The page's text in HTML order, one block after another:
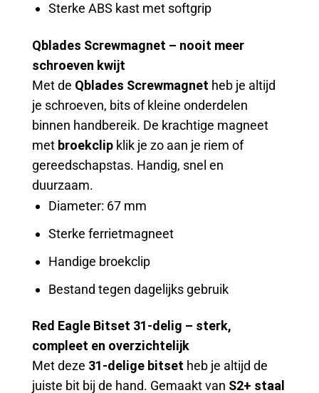
Sterke ABS kast met softgrip
Qblades Screwmagnet – nooit meer
schroeven kwijt
Met de Qblades Screwmagnet heb je altijd
je schroeven, bits of kleine onderdelen
binnen handbereik. De krachtige magneet
met broekclip klik je zo aan je riem of
gereedschapstas. Handig, snel en
duurzaam.
Diameter: 67 mm
Sterke ferrietmagneet
Handige broekclip
Bestand tegen dagelijks gebruik
Red Eagle Bitset 31-delig – sterk,
compleet en overzichtelijk
Met deze 31-delige bitset heb je altijd de
juiste bit bij de hand. Gemaakt van S2+ staal